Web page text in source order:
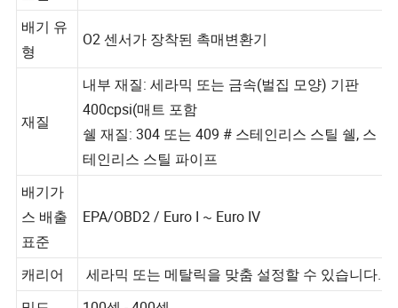
모델
배기 유
형
내부 재질: 세라믹 또는 금속(벌집 모양) 기판
400cpsi(매트 포함
쉘 재질: 304 또는 409 # 스테인리스 스틸 쉘, 스
테인리스 스틸 파이프
배기가
스 배출
표준
캐리어
세라믹 또는 메탈릭을 맞춤 설정할 수 있습니다.